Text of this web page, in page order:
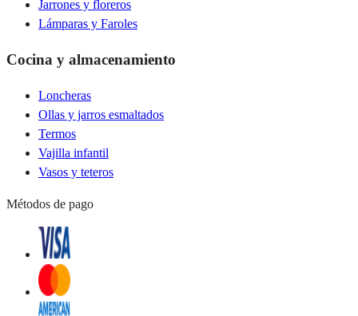
Jarrones y floreros
Lámparas y Faroles
Cocina y almacenamiento
Loncheras
Ollas y jarros esmaltados
Termos
Vajilla infantil
Vasos y teteros
Métodos de pago